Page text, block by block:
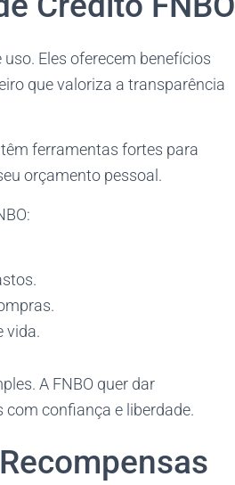
Eles oferecem benefícios
que valoriza a transparência
ferramentas fortes para
orçamento pessoal.
vida.
A FNBO quer dar
confiança e liberdade.